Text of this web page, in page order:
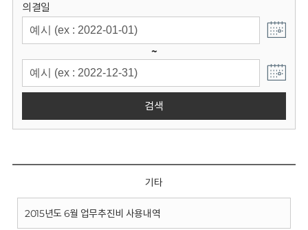
의결일
~
검색
기타
2015년도 6월 업무추진비 사용내역